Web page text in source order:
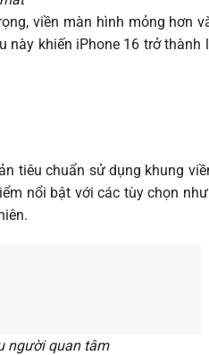
viền màn hình mỏng hơn
khiến iPhone 16 trở thành
tiêu chuẩn sử dụng khung
nổi bật với các tùy chọn
người quan tâm